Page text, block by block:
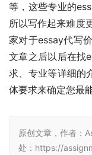
等，这些专业的
所以写作起来难度
家对于essay代写
文章之后以后在找
求、专业等详细的
体要求来确定您最
原创文章，作者：
处：https://